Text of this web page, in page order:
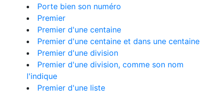
Porte bien son numéro
Premier
Premier d'une centaine
Premier d'une centaine et dans une centaine
Premier d'une division
Premier d'une division, comme son nom
l'indique
Premier d'une liste